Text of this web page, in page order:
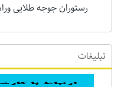
رستوران جوجه طلایی
تبلیغات